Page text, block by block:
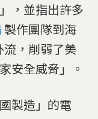
，並指出許多
製作團隊到海
流，削弱了美
安全威脅」。
製造」的電